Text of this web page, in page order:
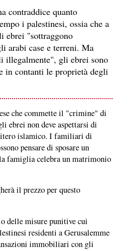
contraddice quanto
i palestinesi, ossia che a
ebrei "sottraggono
arabi case e terreni. Ma
illegalmente", gli ebrei sono
in contanti le proprietà degli
che commette il "crimine" di
ebrei non deve aspettarsi di
islamico. I familiari di
pensare di sposare un
famiglia celebra un matrimonio
il prezzo per questo
delle misure punitive cui
residenti a Gerusalemme
immobiliari con gli